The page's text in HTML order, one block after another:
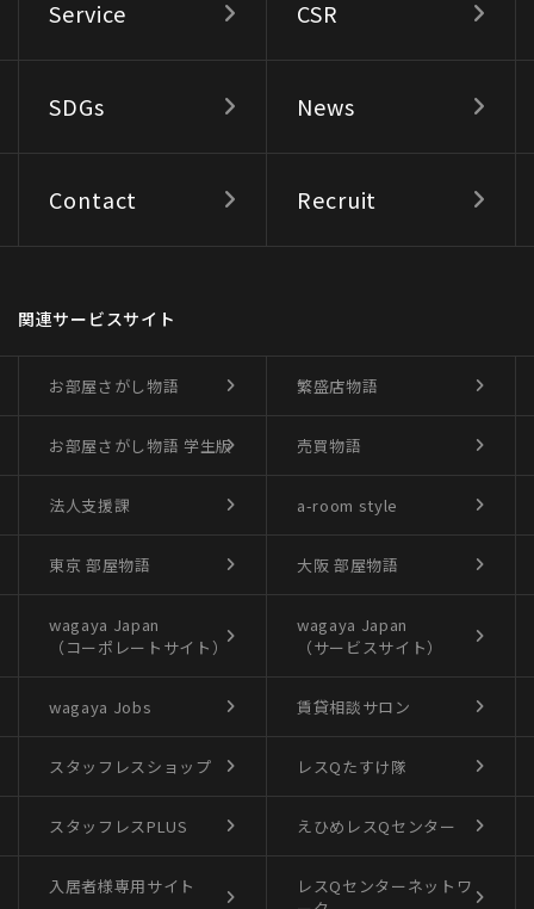
Service CSR
SDGs News
Contact Recruit
関連サービスサイト
お部屋さがし物語 繁盛店物語
お部屋さがし物語 学生版 売買物語
法人支援課 a-room style
東京 部屋物語 大阪 部屋物語
wagaya Japan
（コーポレートサイト）
wagaya Japan
（サービスサイト）
wagaya Jobs 賃貸相談サロン
スタッフレスショップ レスQたすけ隊
スタッフレスPLUS えひめレスQセンター
入居者様専用サイト
レスQセンターネットワ